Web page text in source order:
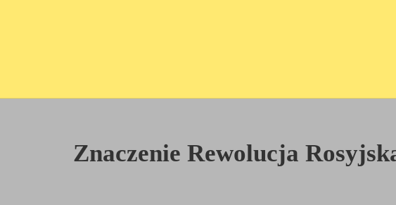
Znaczenie Rewolucja